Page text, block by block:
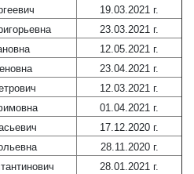
19.03.2021 г.
23.03.2021 г.
12.05.2021 г.
23.04.2021 г.
12.03.2021 г.
01.04.2021 г.
17.12.2020 г.
28.11.2020 г.
28.01.2021 г.